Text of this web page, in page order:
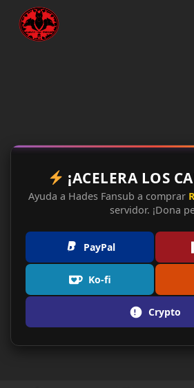
¡ACELERA LOS
Ayuda a Hades Fansub a comprar
servidor. ¡Dona
PayPal
Ko-fi
Crypto